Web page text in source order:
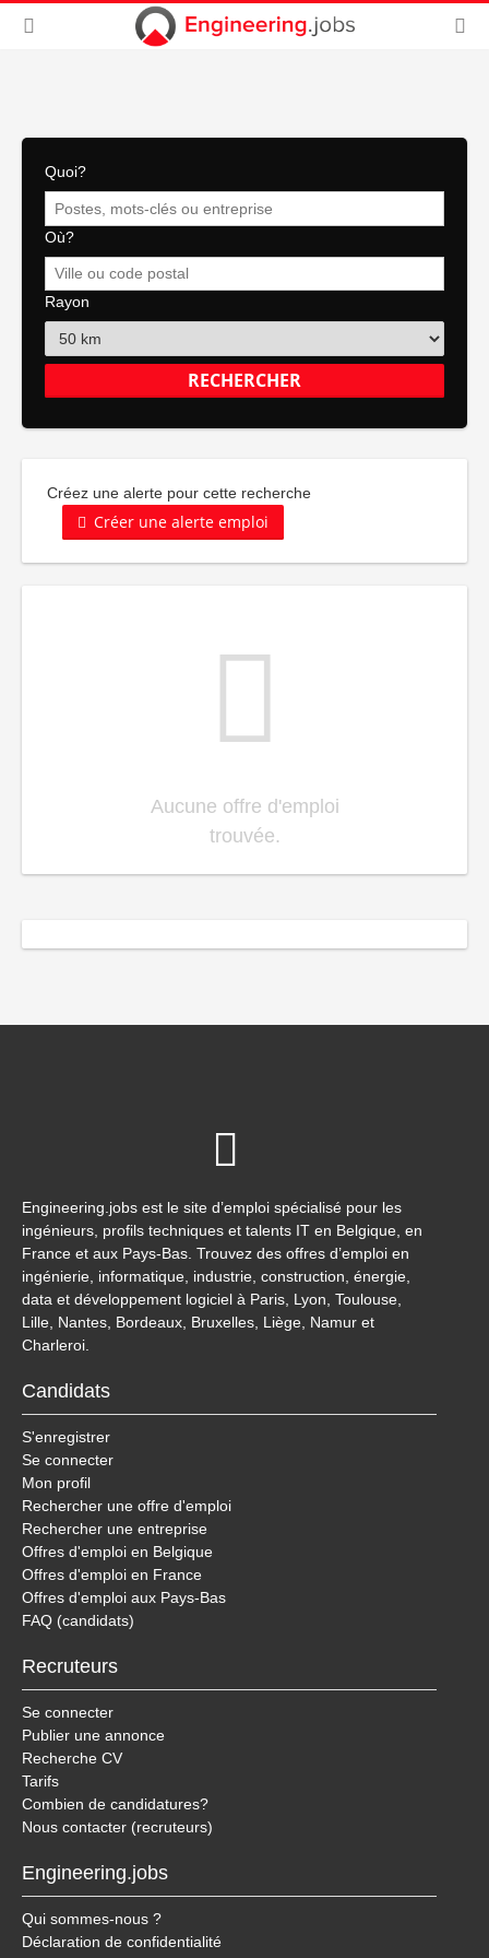
Quoi?
Où?
Rayon
Créez une alerte pour cette recherche
Créer une alerte emploi
Aucune offre d'emploi
trouvée.
Engineering.jobs est le site d’emploi spécialisé pour les
ingénieurs, profils techniques et talents IT en Belgique, en
France et aux Pays-Bas. Trouvez des offres d’emploi en
ingénierie, informatique, industrie, construction, énergie,
data et développement logiciel à Paris, Lyon, Toulouse,
Lille, Nantes, Bordeaux, Bruxelles, Liège, Namur et
Charleroi.
Candidats
S'enregistrer
Se connecter
Mon profil
Rechercher une offre d'emploi
Rechercher une entreprise
Offres d'emploi en Belgique
Offres d'emploi en France
Offres d'emploi aux Pays-Bas
FAQ (candidats)
Recruteurs
Se connecter
Publier une annonce
Recherche CV
Tarifs
Combien de candidatures?
Nous contacter (recruteurs)
Engineering.jobs
Qui sommes-nous ?
Déclaration de confidentialité